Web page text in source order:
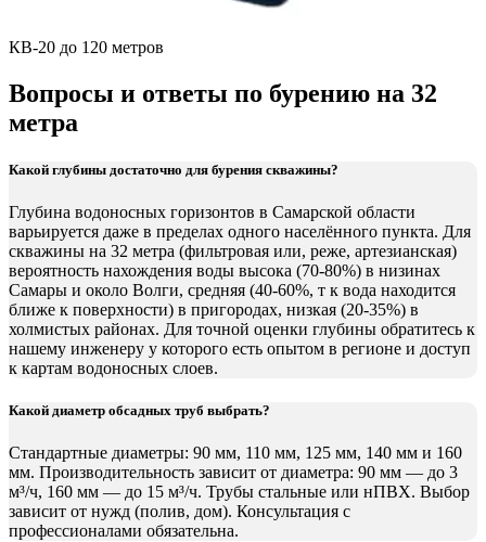
КВ-20 до 120 метров
Вопросы и ответы по бурению на 32
метра
Какой глубины достаточно для бурения скважины?
Глубина водоносных горизонтов в Самарской области
варьируется даже в пределах одного населённого пункта. Для
скважины на 32 метра (фильтровая или, реже, артезианская)
вероятность нахождения воды высока (70-80%) в низинах
Самары и около Волги, средняя (40-60%, т к вода находится
ближе к поверхности) в пригородах, низкая (20-35%) в
холмистых районах. Для точной оценки глубины обратитесь к
нашему инженеру у которого есть опытом в регионе и доступ
к картам водоносных слоев.
Какой диаметр обсадных труб выбрать?
Стандартные диаметры: 90 мм, 110 мм, 125 мм, 140 мм и 160
мм. Производительность зависит от диаметра: 90 мм — до 3
м³/ч, 160 мм — до 15 м³/ч. Трубы стальные или нПВХ. Выбор
зависит от нужд (полив, дом). Консультация с
профессионалами обязательна.